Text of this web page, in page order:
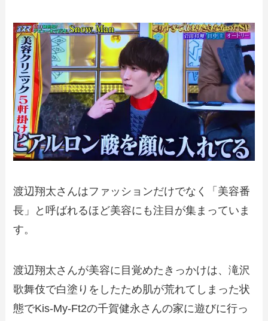
渡辺翔太さんはファッションだけでなく「美容番
長」と呼ばれるほど美容にも注目が集まっていま
す。
渡辺翔太さんが美容に目覚めたきっかけは、滝沢
歌舞伎で白塗りをしたため肌が荒れてしまった状
態でKis-My-Ft2の千賀健永さんの家に遊びに行っ